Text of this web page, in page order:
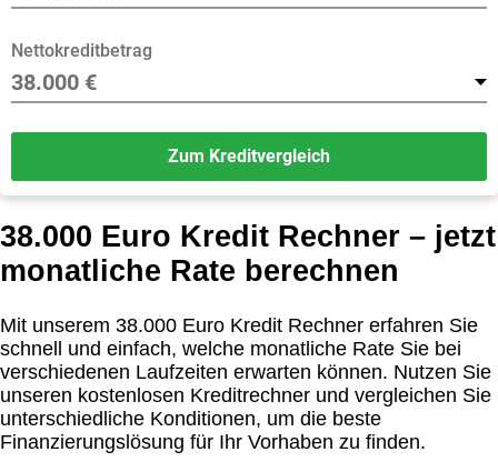
Nettokreditbetrag
Zum Kreditvergleich
38.000 Euro Kredit Rechner – jetzt
monatliche Rate berechnen
Mit unserem 38.000 Euro Kredit Rechner erfahren Sie
schnell und einfach, welche monatliche Rate Sie bei
verschiedenen Laufzeiten erwarten können. Nutzen Sie
unseren kostenlosen Kreditrechner und vergleichen Sie
unterschiedliche Konditionen, um die beste
Finanzierungslösung für Ihr Vorhaben zu finden.